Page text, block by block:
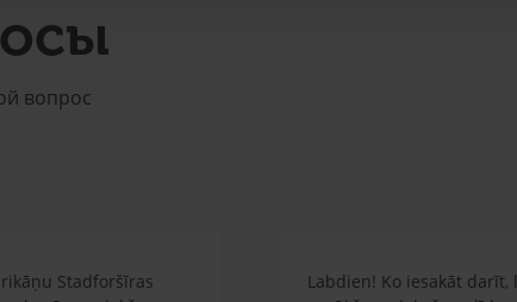
вопрос
Stadforšīras
Labdien! Ko iesakāt